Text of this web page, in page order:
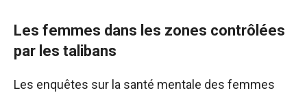
Les femmes dans les zones contrôlées
par les talibans
Les enquêtes sur la santé mentale des femmes